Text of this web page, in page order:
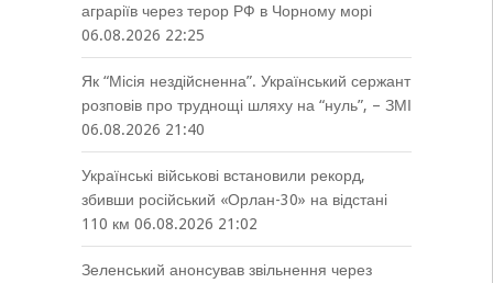
аграріїв через терор РФ в Чорному морі
06.08.2026 22:25
Як “Місія нездійсненна”. Український сержант
розповів про труднощі шляху на “нуль”, – ЗМІ
06.08.2026 21:40
Українські військові встановили рекорд,
збивши російський «Орлан-30» на відстані
110 км 06.08.2026 21:02
Зеленський анонсував звільнення через